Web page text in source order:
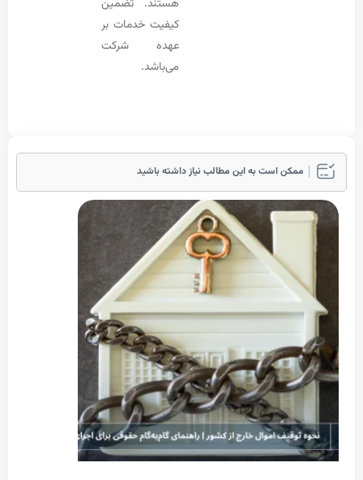
هستند. تضمین
کیفیت خدمات بر
عهده شرکت
ممکن است به این مطالب نیاز داشته باشید